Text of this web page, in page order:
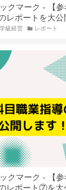
学級経営 レポート